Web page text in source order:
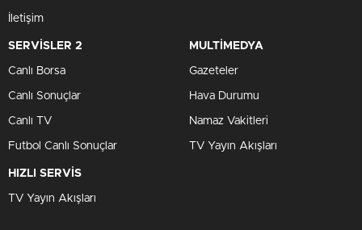
İletişim
SERVİSLER 2
Canlı Borsa
Canlı Sonuçlar
Canlı TV
Futbol Canlı Sonuçlar
MULTİMEDYA
Gazeteler
Hava Durumu
Namaz Vakitleri
TV Yayın Akışları
HIZLI SERVİS
TV Yayın Akışları